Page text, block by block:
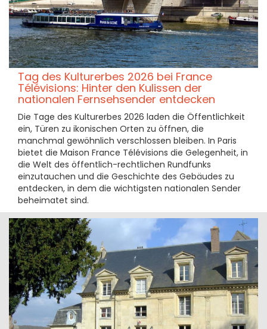
Tag des Kulturerbes 2026 bei France
Télévisions: Hinter den Kulissen der
nationalen Fernsehsender entdecken
Die Tage des Kulturerbes 2026 laden die Öffentlichkeit
ein, Türen zu ikonischen Orten zu öffnen, die
manchmal gewöhnlich verschlossen bleiben. In Paris
bietet die Maison France Télévisions die Gelegenheit, in
die Welt des öffentlich-rechtlichen Rundfunks
einzutauchen und die Geschichte des Gebäudes zu
entdecken, in dem die wichtigsten nationalen Sender
beheimatet sind.